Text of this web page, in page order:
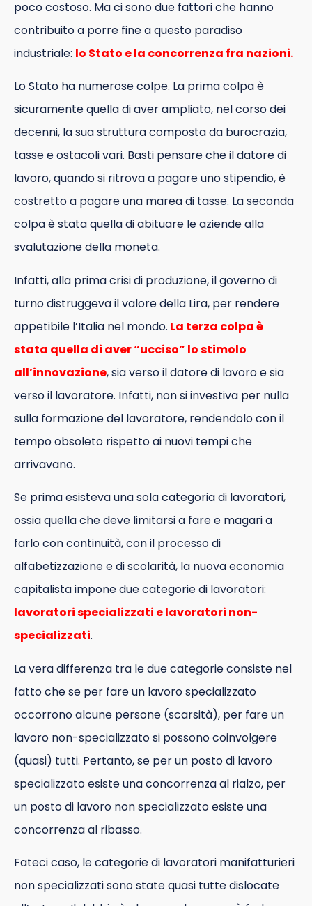
poco costoso. Ma ci sono due fattori che hanno
contribuito a porre fine a questo paradiso
industriale: lo Stato e la concorrenza fra nazioni.
Lo Stato ha numerose colpe. La prima colpa è
sicuramente quella di aver ampliato, nel corso dei
decenni, la sua struttura composta da burocrazia,
tasse e ostacoli vari. Basti pensare che il datore di
lavoro, quando si ritrova a pagare uno stipendio, è
costretto a pagare una marea di tasse. La seconda
colpa è stata quella di abituare le aziende alla
svalutazione della moneta.
Infatti, alla prima crisi di produzione, il governo di
turno distruggeva il valore della Lira, per rendere
appetibile l’Italia nel mondo. La terza colpa è
stata quella di aver “ucciso” lo stimolo
all’innovazione, sia verso il datore di lavoro e sia
verso il lavoratore. Infatti, non si investiva per nulla
sulla formazione del lavoratore, rendendolo con il
tempo obsoleto rispetto ai nuovi tempi che
arrivavano.
Se prima esisteva una sola categoria di lavoratori,
ossia quella che deve limitarsi a fare e magari a
farlo con continuità, con il processo di
alfabetizzazione e di scolarità, la nuova economia
capitalista impone due categorie di lavoratori:
lavoratori specializzati e lavoratori non-
specializzati.
La vera differenza tra le due categorie consiste nel
fatto che se per fare un lavoro specializzato
occorrono alcune persone (scarsità), per fare un
lavoro non-specializzato si possono coinvolgere
(quasi) tutti. Pertanto, se per un posto di lavoro
specializzato esiste una concorrenza al rialzo, per
un posto di lavoro non specializzato esiste una
concorrenza al ribasso.
Fateci caso, le categorie di lavoratori manifatturieri
non specializzati sono state quasi tutte dislocate